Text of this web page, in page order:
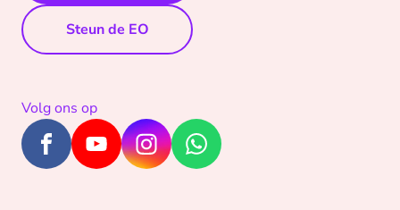
Steun de EO
Volg ons op